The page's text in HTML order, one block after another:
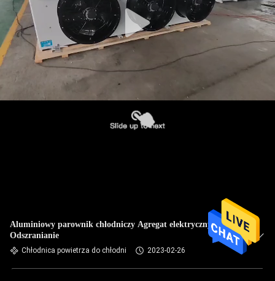
Aluminiowy parownik chłodniczy Agregat elektryczny
Odszranianie
Chłodnica powietrza do chłodni 2023-02-26